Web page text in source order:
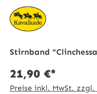
Stirnband
21,90 €*
Preise inkl. MwSt.